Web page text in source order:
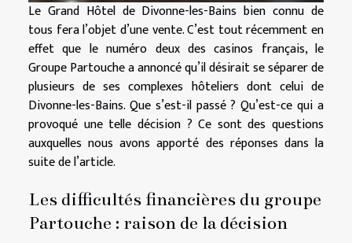
Le Grand Hôtel de Divonne-les-Bains bien connu de
tous fera l’objet d’une vente. C’est tout récemment en
effet que le numéro deux des casinos français, le
Groupe Partouche a annoncé qu’il désirait se séparer de
plusieurs de ses complexes hôteliers dont celui de
Divonne-les-Bains. Que s’est-il passé ? Qu’est-ce qui a
provoqué une telle décision ? Ce sont des questions
auxquelles nous avons apporté des réponses dans la
suite de l’article.
Les difficultés financières du groupe
Partouche : raison de la décision